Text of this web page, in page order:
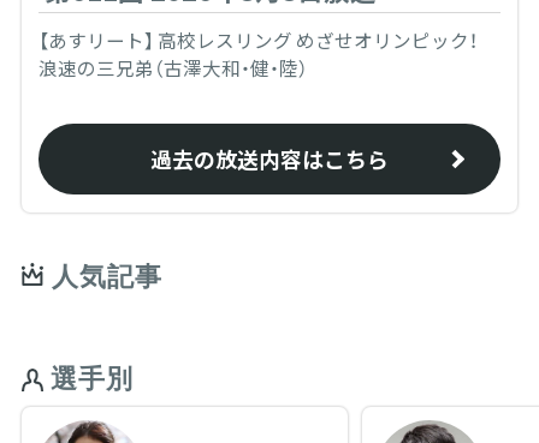
【あすリート】 高校レスリング めざせオリンピック！
浪速の三兄弟（古澤大和・健・陸）
過去の放送内容はこちら
人気記事
選手別